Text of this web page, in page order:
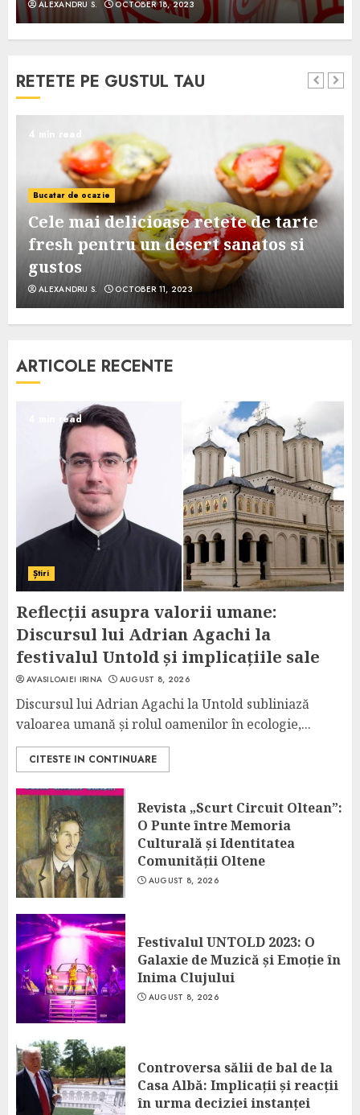
ALEXANDRU S. OCTOBER 18, 2023
RETETE PE GUSTUL TAU
4 min read
Bucatar de ocazie
Cele mai delicioase retete de tarte
fresh pentru un desert sanatos si
gustos
ALEXANDRU S. OCTOBER 11, 2023
ARTICOLE RECENTE
4 min read
Știri
Reflecții asupra valorii umane:
Discursul lui Adrian Agachi la
festivalul Untold și implicațiile sale
AVASILOAIEI IRINA AUGUST 8, 2026
Discursul lui Adrian Agachi la Untold subliniază
valoarea umană și rolul oamenilor în ecologie,...
CITESTE IN CONTINUARE
Revista „Scurt Circuit Oltean”:
O Punte între Memoria
Culturală și Identitatea
Comunității Oltene
AUGUST 8, 2026
Festivalul UNTOLD 2023: O
Galaxie de Muzică și Emoție în
Inima Clujului
AUGUST 8, 2026
Controversa sălii de bal de la
Casa Albă: Implicații și reacții
în urma deciziei instanței